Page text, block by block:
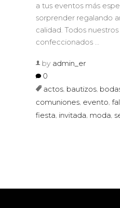
a tus eventos más
sorprender regalando
calidad. Todos
confeccionados
by admin_er
0
actos bautizos
comuniones, evento,
fiesta, invitada, moda,